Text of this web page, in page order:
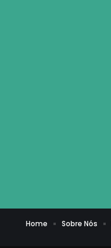
Home Sobre Nós